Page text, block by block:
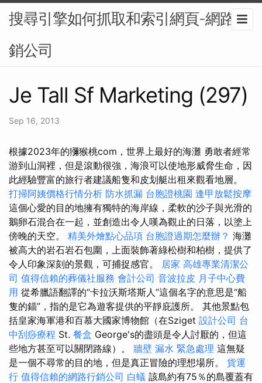
搜尋引擎如何抓取和索引網頁-網路行
銷公司
Je Tall Sf Marketing (297)
Sep 16, 2013
根據2023年的獼猴桃com，世界上最好的海灘 勇敢者經常
游到山洞裡，但是滾動很強，海浪可以使地形威脅生命，因
此經驗豐富的旅行者建議船隻和皮划艇出租來觀看地層。
打掃阿姨價格行情分析 防水抓漏 台胞證桃園 逢甲放鬆按摩
這個心愛的目的地擁有獨特的海岸線，柔軟的沙子與光滑的
鵝卵石混合在一起，並創造出令人嘆為觀止的日落，以塗上
傍晚的天空。 精美外燴點心品項 台胞證過期怎麼辦？ 海灘
被高大的岩石岩石包圍，上面裝飾著綠松樹和柏樹，提供了
令人印象深刻的景觀，可捕捉感官。 居家 高雄專業清潔公
司 值得信賴的葬儀社服務 會計公司 音波拉皮 月子中心費
用 從希臘語翻譯的“卡拉沃斯塔斯人”這個名字的意思是“船
隻的錨”，指的是它為遊客提供的平靜庇護所。 其他景點包
括皇家海軍港和百慕大國家博物館（在Sziget 設計公司 台
中刮痧療程 St. 餐盒 George's的盡頭是令人討厭的，但這
些地方甚至可以關閉路線）。 牆壁 漏水 緊急處理 這無疑
是一個不尋常的目的地，但是真正冒險的理想場所。 貨運
行 值得信賴的網路行銷公司 白蟻 該島約有75％的島覆蓋有